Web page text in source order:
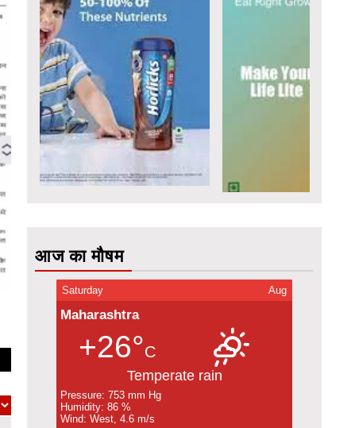
आज का मौषम
Saturday Aug
Maharashtra
+26°C
Temperate rain
Pressure: 753 mm Hg
Humidity: 86 %
Wind: West, 4.6 m/s